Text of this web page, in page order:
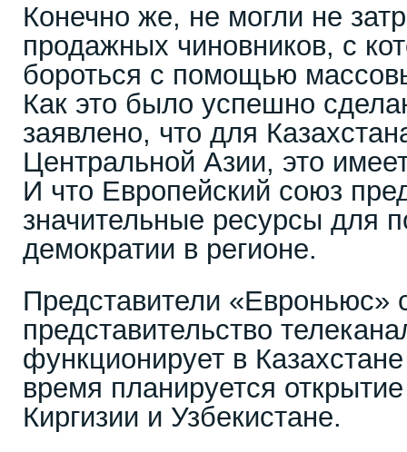
Конечно же, не могли не
продажных чиновников, с
бороться с помощью
Как это было успешно
заявлено, что для
Центральной Азии, это
И что Европейский союз
значительные ресурсы для
демократии в регионе.
Представители «Евроньюс»
представительство
функционирует в
время планируется
Киргизии и Узбекистане.